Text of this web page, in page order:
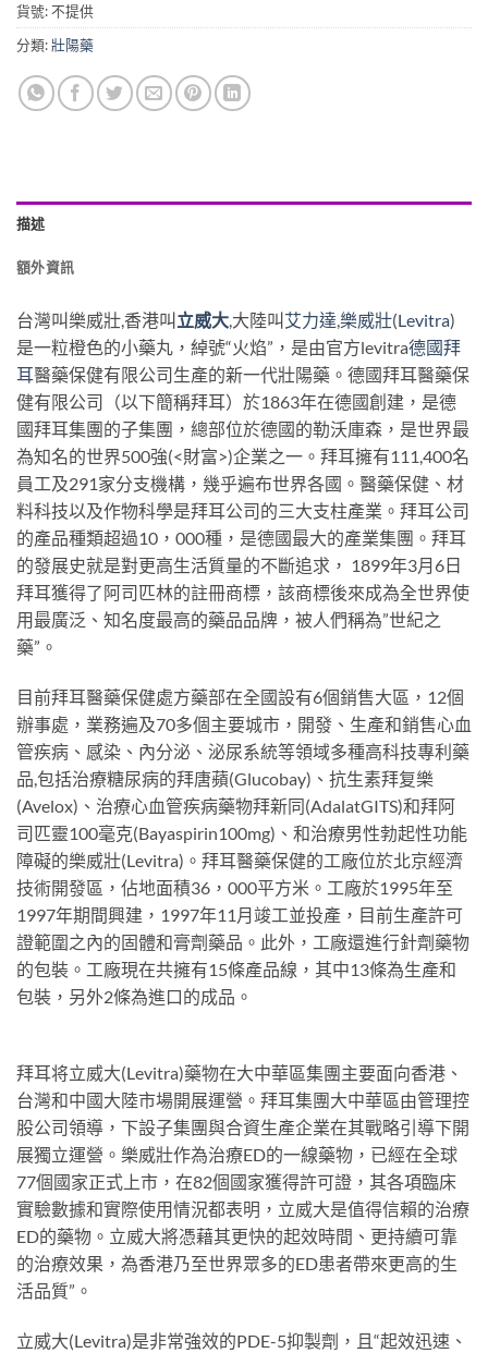
貨號:不提供
分類:壯陽藥
描述
額外資訊
台灣叫樂威壯,香港叫立威大,大陸叫艾力達,樂威壯(Levitra)
是一粒橙色的小藥丸，綽號“火焰”，是由官方levitra德國拜
耳醫藥保健有限公司生產的新一代壯陽藥。德國拜耳醫藥保
健有限公司（以下簡稱拜耳）於1863年在德國創建，是德
國拜耳集團的子集團，總部位於德國的勒沃庫森，是世界最
為知名的世界500強(<財富>)企業之一。拜耳擁有111,400名
員工及291家分支機構，幾乎遍布世界各國。醫藥保健、材
料科技以及作物科學是拜耳公司的三大支柱產業。拜耳公司
的產品種類超過10，000種，是德國最大的產業集團。拜耳
的發展史就是對更高生活質量的不斷追求， 1899年3月6日
拜耳獲得了阿司匹林的註冊商標，該商標後來成為全世界使
用最廣泛、知名度最高的藥品品牌，被人們稱為”世紀之
藥”。
目前拜耳醫藥保健處方藥部在全國設有6個銷售大區，12個
辦事處，業務遍及70多個主要城市，開發、生產和銷售心血
管疾病、感染、內分泌、泌尿系統等領域多種高科技專利藥
品,包括治療糖尿病的拜唐蘋(Glucobay)、抗生素拜复樂
(Avelox)、治療心血管疾病藥物拜新同(AdalatGITS)和拜阿
司匹靈100毫克(Bayaspirin100mg)、和治療男性勃起性功能
障礙的樂威壯(Levitra)。拜耳醫藥保健的工廠位於北京經濟
技術開發區，佔地面積36，000平方米。工廠於1995年至
1997年期間興建，1997年11月竣工並投產，目前生產許可
證範圍之內的固體和膏劑藥品。此外，工廠還進行針劑藥物
的包裝。工廠現在共擁有15條產品線，其中13條為生產和
包裝，另外2條為進口的成品。
拜耳将立威大(Levitra)藥物在大中華區集團主要面向香港、
台灣和中國大陸市場開展運營。拜耳集團大中華區由管理控
股公司領導，下設子集團與合資生產企業在其戰略引導下開
展獨立運營。樂威壯作為治療ED的一線藥物，已經在全球
77個國家正式上市，在82個國家獲得許可證，其各項臨床
實驗數據和實際使用情況都表明，立威大是值得信賴的治療
ED的藥物。立威大將憑藉其更快的起效時間、更持續可靠
的治療效果，為香港乃至世界眾多的ED患者帶來更高的生
活品質”。
立威大(Levitra)是非常強效的PDE-5抑製劑，且“起效迅速、